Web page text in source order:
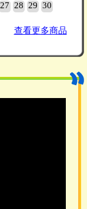
27 28 29 30
查看更多商品